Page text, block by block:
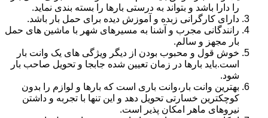
را دارا باشد و بتواند به درستی بارها را بسته بندی نماید.
دارای کارگرانی زبده و آموزش دیده برای حمل بار باشد.
رانندگانی مجرب و آشنا به مسیرهای شهر با ماشین های حمل
بار مجهز و سالم.
خوش قول و محبوب بودن از دیگر ویژگی های یک وانت بار
است.باید بارها در زمان تعیین شده جابجا و تحویل صاحب بار
شود.
بهترین وانت بار،وانت باری است که بارها و لوازم را بدون
کوچکترین خسارتی تحویل دهد و این تنها با تجربه و داشتن
نیروهای ماهر امکان پذیر است.